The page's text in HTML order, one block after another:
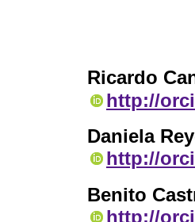
Ricardo
http://
Daniela
http://
Benito
http://